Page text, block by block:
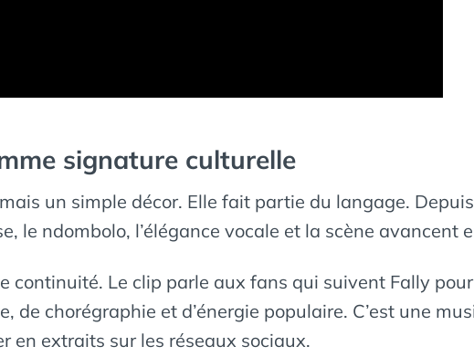
signature culturelle
un simple décor. Elle fait partie du langage.
le ndombolo, l’élégance vocale et la scène avancent
continuité. Le clip parle aux fans qui suivent Fally
de chorégraphie et d’énergie populaire. C’est une
en extraits sur les réseaux sociaux.